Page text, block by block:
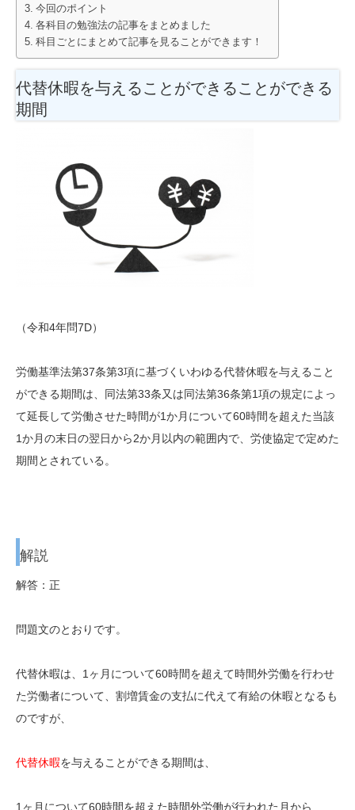
今回のポイント
各科目の勉強法の記事をまとめました
科目ごとにまとめて記事を見ることができます！
代替休暇を与えることができることができる
期間
（令和4年問7D）
労働基準法第37条第3項に基づくいわゆる代替休暇を与えること
ができる期間は、同法第33条又は同法第36条第1項の規定によっ
て延長して労働させた時間が1か月について60時間を超えた当該
1か月の末日の翌日から2か月以内の範囲内で、労使協定で定めた
期間とされている。
解説
解答：正
問題文のとおりです。
代替休暇は、1ヶ月について60時間を超えて時間外労働を行わせ
た労働者について、割増賃金の支払に代えて有給の休暇となるも
のですが、
代替休暇を与えることができる期間は、
1ヶ月について60時間を超えた時間外労働が行われた月から